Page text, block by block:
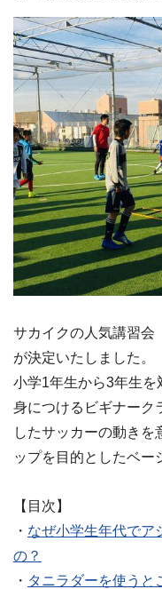
サカイクの人気講習会
が決定いたしました。
小学1年生から3年生を
身につけるビギナーク
したサッカーの動きを
ップを目的としたベー
【目次】
・ なぜ小学生年代でア
の？
・ タニラダーを使うと